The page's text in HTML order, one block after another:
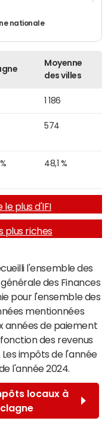
nationale
Moyenne
des villes
1 186
574
48,1 %
le plus d'IFI
plus riches
l'ensemble des
des Finances
pour l'ensemble des
mentionnées
années de paiement
des revenus
impôts de l'année
l'année 2024.
locaux à